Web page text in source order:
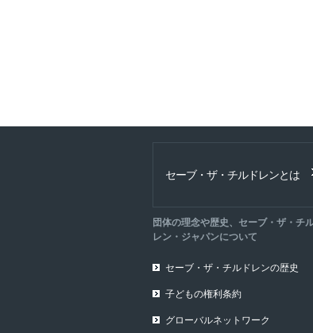
セーブ・ザ・チルドレンとは
団体の理念や歴史、セーブ・ザ・チ
レン・ジャパンについて
セーブ・ザ・チルドレンの歴史
子どもの権利条約
グローバルネットワーク